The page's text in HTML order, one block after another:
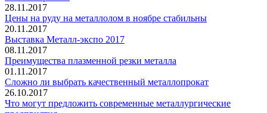
28.11.2017
Цены на руду на металлолом в ноябре стабильны
20.11.2017
Выставка Металл-экспо 2017
08.11.2017
Преимущества плазменной резки металла
01.11.2017
Сложно ли выбрать качественный металлопрокат
26.10.2017
Что могут предложить современные металлургические